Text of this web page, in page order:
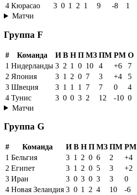
4 Кюрасао 3 0 1 2 1 9 -8
1
Матчи
Группа F
# Команда И В Н П МЗ ПМ РМ О
1 Нидерланды 3 2 1 0 10 4 +6
7
2 Япония 3 1 2 0 7 3 +4
5
3 Швеция 3 1 1 1 7 7 0
4
4 Тунис 3 0 0 3 2 12 -10 0
Матчи
Группа G
# Команда И В Н П МЗ ПМ РМ
1 Бельгия 3 1 2 0 6 2 +4
2 Египет 3 1 2 0 5 3 +2
3 Иран 3 0 3 0 3 3 0
4 Новая Зеландия 3 0 1 2 4 10 -6